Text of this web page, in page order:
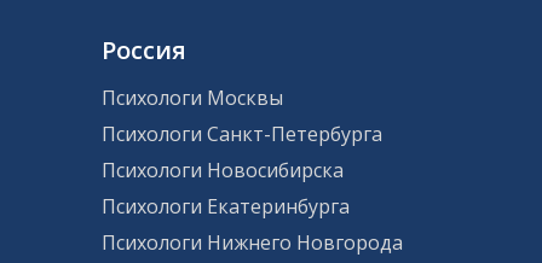
Россия
Психологи Москвы
Психологи Санкт-Петербурга
Психологи Новосибирска
Психологи Екатеринбурга
Психологи Нижнего Новгорода